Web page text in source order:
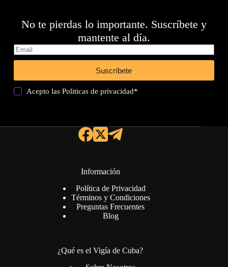
No te pierdas lo importante. Suscríbete y
mantente al día.
Suscríbete
Acepto lasPoliticas de privacidad*
Información
Política de Privacidad
Términos y Condiciones
Preguntas Frecuentes
Blog
¿Qué es el Vigía de Cuba?